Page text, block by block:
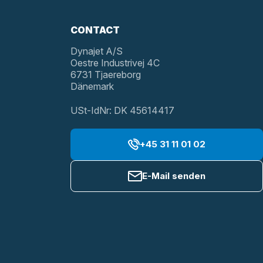
CONTACT
Dynajet A/S
Oestre Industrivej 4C
6731 Tjaereborg
Dänemark
USt-IdNr: DK 45614417
+45 31 11 01 02
E-Mail senden